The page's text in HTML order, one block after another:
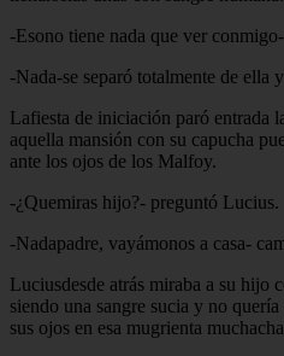
-Esono tiene nada que ver
-Nada-se separó totalmente de ella
Lafiesta de iniciación paró entrada
aquella mansión con su capucha
ante los ojos de los Malfoy.
-¿Quemiras hijo?- preguntó Lucius.
-Nadapadre, vayámonos a casa-
Luciusdesde atrás miraba a su hijo
siendo una sangre sucia y no
sus ojos en esa mugrienta